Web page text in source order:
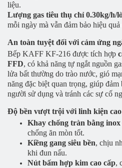
liệu.
Lượng gas tiêu thụ chỉ 0.30kg/h/
mỗi ngày mà vẫn đảm bảo hiệu
An toàn tuyệt đối với cảm ứng
Bếp KAFF KF-216 được tích hợp
FFD, có khả năng tự ngắt nguồn
lửa bất thường do trào nước, gió
năng đặc biệt quan trọng, giúp
người sử dụng và tránh các sự cố
Độ bền vượt trội với linh kiện
Khay chống tràn bằng inox
chống ăn mòn tốt.
Kiềng gang siêu bền, chịu
khi đun nấu.
Nút bấm hợp kim cao cấp,